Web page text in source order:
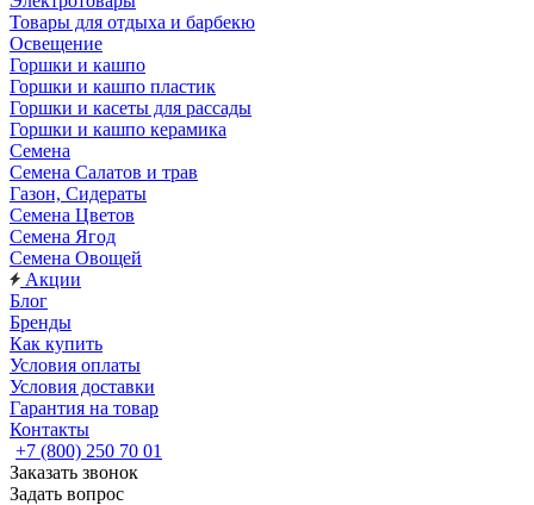
Товары для отдыха и барбекю
Освещение
Горшки и кашпо
Горшки и кашпо пластик
Горшки и касеты для рассады
Горшки и кашпо керамика
Семена
Семена Салатов и трав
Газон, Сидераты
Семена Цветов
Семена Ягод
Семена Овощей
Акции
Блог
Бренды
Как купить
Условия оплаты
Условия доставки
Гарантия на товар
Контакты
+7 (800) 250 70 01
Заказать звонок
Задать вопрос